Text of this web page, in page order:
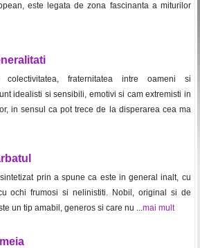
este legata de zona fascinanta a miturilor
colectivitatea, fraternitatea intre oameni si
idealisti si sensibili, emotivi si cam extremisti in
in sensul ca pot trece de la disperarea cea ma
prin a spune ca este in general inalt, cu
ochi frumosi si nelinistiti. Nobil, original si de
un tip amabil, generos si care nu ...mai mult